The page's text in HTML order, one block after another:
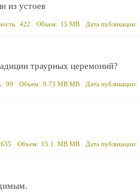
из устоев
Дата публикации:
15 MB
Объем:
422
траурных церемоний?
Дата публикации:
9.73 MB MB
Объем:
99
Дата публикации:
15.1. MB MB
Объем:
635